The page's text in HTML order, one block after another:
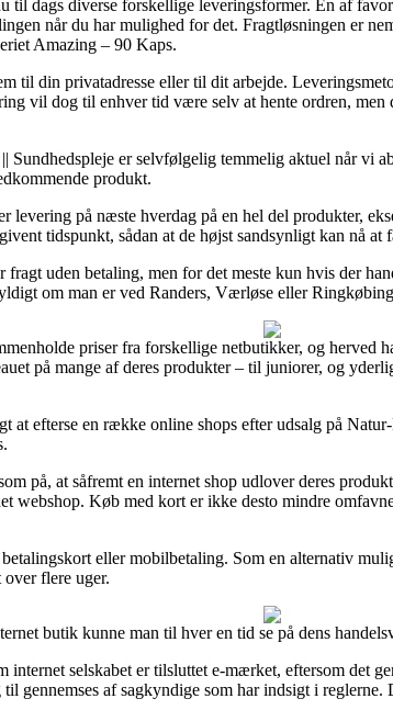
til dags diverse forskellige leveringsformer. En af
når du har mulighed for det. Fragtløsningen er
Amazing – 90 Kaps.
til din privatadresse eller til dit arbejde.
vil dog til enhver tid være selv at hente ordren,
Sundhedspleje er selvfølgelig temmelig aktuel når vi
produkt.
levering på næste hverdag på en hel del produkter,
tidspunkt, sådan at de højst sandsynligt kan nå
uden betaling, men for det meste kun hvis der
om man er ved Randers, Værløse eller
priser fra forskellige netbutikker, og herved
på mange af deres produkter – til juniorer, og
efterse en række online shops efter udsalg på
på, at såfremt en internet shop udlover deres
webshop. Køb med kort er ikke desto mindre
eller mobilbetaling. Som en alternativ
flere uger.
butik kunne man til hver en tid se på dens
internet selskabet er tilsluttet e-mærket, eftersom det
gennemses af sagkyndige som har indsigt i